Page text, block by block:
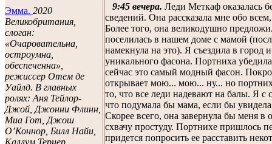
Эмма. 2020
Великобритания,
слоган:
«Очаровательна,
остроумна,
обеспеченна»,
режиссер Отем де
Уайлд. В главных
ролях: Аня Тейлор-
Джой, Джонни Флинн,
Миа Гот, Джош
О’Коннор, Билл Найи,
Каллум Тернер,
9:45 вечера. Леди Меткаф оказалась
сведений. Она рассказала мне обо всем,
Более того, она великодушно
поселилась в нашем доме с мамой
намекнула на это). Я съездила в город и
уникального фасона. Портниха
сейчас это самый модный фасон.
открывает мою... мою... ну... но
то, что все леди надевают на балы. Я с
что подумала бы мама, если бы
Скорее всего, она завернула бы меня в
схвачу простуду. Портнихе пришлось
придется попросить ее расставить